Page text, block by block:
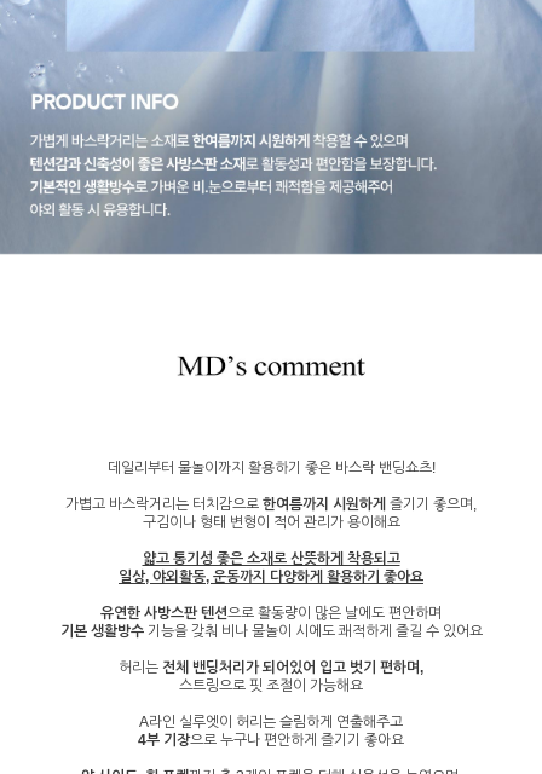
데일리부터 물놀이까지 활용하기 좋은 바스락 밴딩쇼츠!
가볍고 바스락거리는 터치감으로 한여름까지 시원하게 즐기기 좋으며,
구김이나 형태 변형이 적어 관리가 용이해요
얇고 통기성 좋은 소재로 산뜻하게 착용되고
일상, 야외활동, 운동까지 다양하게 활용하기 좋아요
유연한 사방스판 텐션으로 활동량이 많은 날에도 편안하며
기본 생활방수기능을 갖춰 비나 물놀이 시에도 쾌적하게 즐길 수 있어요
허리는 전체 밴딩처리가 되어있어 입고 벗기 편하며,
스트링으로 핏 조절이 가능해요
A라인 실루엣이 허리는 슬림하게 연출해주고
4부 기장으로 누구나 편안하게 즐기기 좋아요